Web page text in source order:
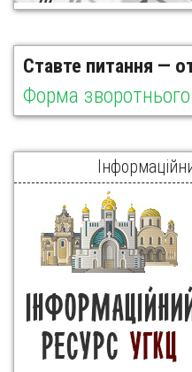
Ставте питання —
Форма